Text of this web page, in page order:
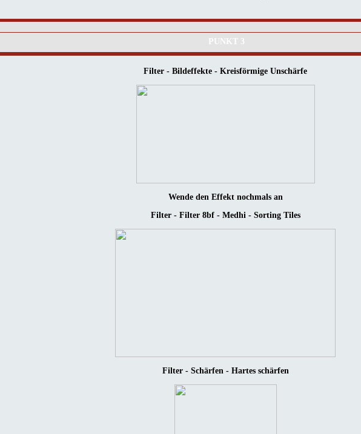
PUNKT 3
Filter - Bildeffekte - Kreisförmige Unschärfe
Wende den Effekt nochmals an
Filter - Filter 8bf - Medhi - Sorting Tiles
Filter - Schärfen - Hartes schärfen